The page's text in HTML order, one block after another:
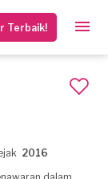
Terbaik!
2016